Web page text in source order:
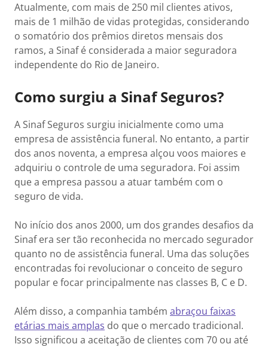
Atualmente, com mais de 250 mil clientes ativos,
mais de 1 milhão de vidas protegidas, considerando
o somatório dos prêmios diretos mensais dos
ramos, a Sinaf é considerada a maior seguradora
independente do Rio de Janeiro.
Como surgiu a Sinaf Seguros?
A Sinaf Seguros surgiu inicialmente como uma
empresa de assistência funeral. No entanto, a partir
dos anos noventa, a empresa alçou voos maiores e
adquiriu o controle de uma seguradora. Foi assim
que a empresa passou a atuar também com o
seguro de vida.
No início dos anos 2000, um dos grandes desafios da
Sinaf era ser tão reconhecida no mercado segurador
quanto no de assistência funeral. Uma das soluções
encontradas foi revolucionar o conceito de seguro
popular e focar principalmente nas classes B, C e D.
Além disso, a companhia também abraçou faixas
etárias mais amplas do que o mercado tradicional.
Isso significou a aceitação de clientes com 70 ou até